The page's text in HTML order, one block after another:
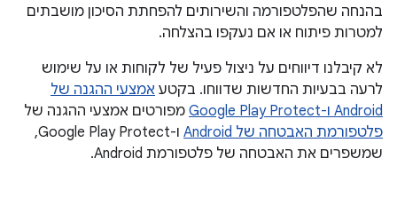
בהנחה שהפלטפורמה והשירותים להפחתת הסיכון מושבתים
למטרות פיתוח או אם נעקפו בהצלחה.
לא קיבלנו דיווחים על ניצול פעיל של לקוחות או על שימוש
לרעה בבעיות החדשות שדווחו. בקטע אמצעי ההגנה של
Android ו-Google Play Protect
מפורטים אמצעי ההגנה של
פלטפורמת האבטחה של Android
ו-Google Play Protect,
שמשפרים את האבטחה של פלטפורמת Android.